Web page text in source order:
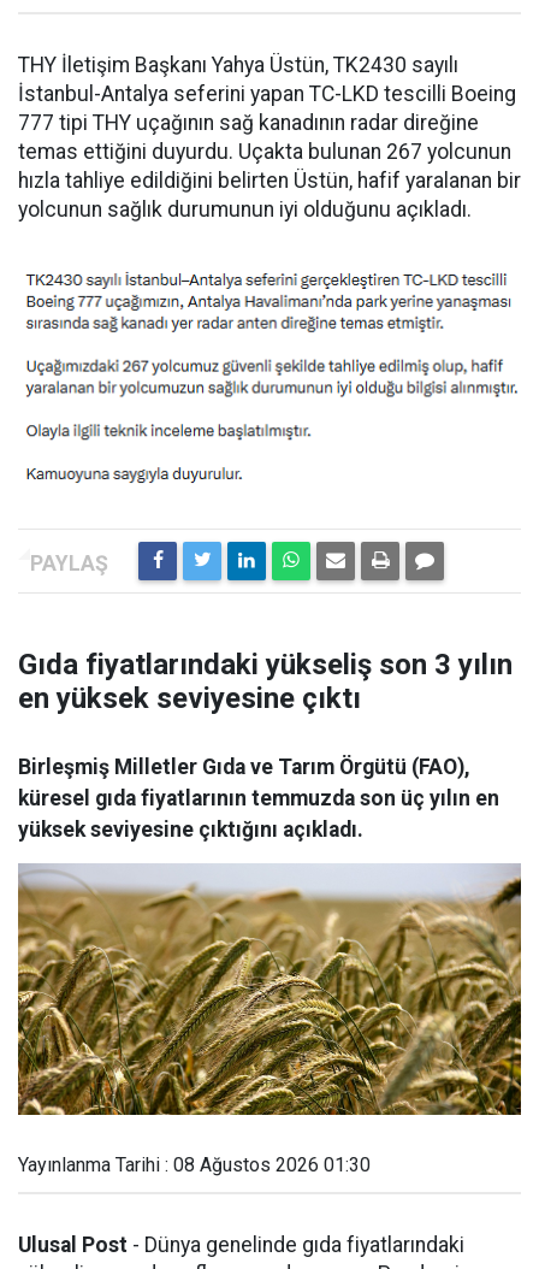
THY İletişim Başkanı Yahya Üstün, TK2430 sayılı
İstanbul-Antalya seferini yapan TC-LKD tescilli Boeing
777 tipi THY uçağının sağ kanadının radar direğine
temas ettiğini duyurdu. Uçakta bulunan 267 yolcunun
hızla tahliye edildiğini belirten Üstün, hafif yaralanan bir
yolcunun sağlık durumunun iyi olduğunu açıkladı.
Gıda fiyatlarındaki yükseliş son 3 yılın
en yüksek seviyesine çıktı
Birleşmiş Milletler Gıda ve Tarım Örgütü (FAO),
küresel gıda fiyatlarının temmuzda son üç yılın en
yüksek seviyesine çıktığını açıkladı.
Yayınlanma Tarihi : 08 Ağustos 2026 01:30
Ulusal Post - Dünya genelinde gıda fiyatlarındaki